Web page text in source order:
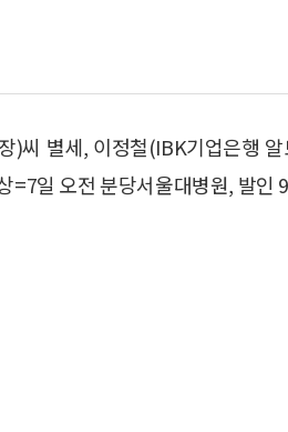
씨 별세, 이정철(IBK기업은행
=7일 오전 분당서울대병원, 발인